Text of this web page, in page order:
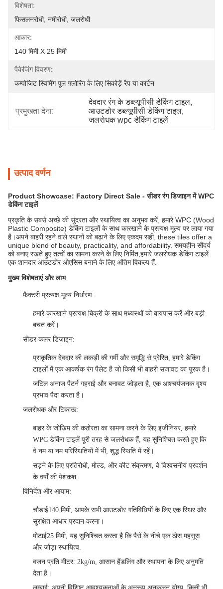
विशेषता:
फिसलनरोधी, नमीरोधी, जलरोधी
आकार:
140 मिमी X 25 मिमी
पैकेजिंग विवरण:
कम्पोजिट स्विमिंग पूल फ़्लोरिंग के लिए सिकोड़ें रैप या कार्टन
प्रमुखता देना:
देवदार रंग के डब्ल्यूपीसी डेकिंग टाइल,
आउटडोर डब्ल्यूपीसी डेकिंग टाइल,
जलरोधक wpc डेकिंग टाइलें
उत्पाद वर्णन
Product Showcase: Factory Direct Sale - सीडर रंग डिजाइन में WPC
डेकिंग टाइलें
प्रकृति के सबसे अच्छे की सुंदरता और स्थायित्व का अनुभव करें, हमारे WPC (Wood
Plastic Composite) डेकिंग टाइलों के साथ कारखाने के प्रत्यक्ष मूल्य पर लाया गया
है।अपने बाहरी रहने वाले स्थानों को बढ़ाने के लिए एकदम सही, these tiles offer a
unique blend of beauty, practicality, and affordability. समयहीन सौंदर्य
को बनाए रखते हुए तत्वों का सामना करने के लिए निर्मित,हमारे जलरोधक डेकिंग टाइलें
एक शानदार आउटडोर ओएसिस बनाने के लिए अंतिम विकल्प हैं.
मुख्य विशेषताएं और लाभ:
फैक्टरी प्रत्यक्ष मूल्य निर्धारण:
हमारे कारखाने प्रत्यक्ष बिक्री के साथ मध्यस्थों को बायपास करें और बड़ी
बचत करें।
सीडर कलर डिज़ाइन:
प्राकृतिक देवदार की लकड़ी की गर्मी और समृद्धि से प्रेरित, हमारे डेकिंग
टाइलों में एक आकर्षक रंग पैलेट है जो किसी भी बाहरी सजावट का पूरक है।
जटिल अनाज पैटर्न गहराई और बनावट जोड़ता है, एक आश्चर्यजनक दृश्य
प्रभाव पैदा करता है।
जलरोधक और टिकाऊ:
बाहर के जोखिम की कठोरता का सामना करने के लिए इंजीनियर, हमारे
WPC डेकिंग टाइलें पूरी तरह से जलरोधक हैं, यह सुनिश्चित करते हुए कि
वे नम या नम परिस्थितियों में भी, शुद्ध स्थिति में रहें।
सड़ने के लिए प्रतिरोधी, मोल्ड, और कीट संक्रमण, वे विश्वसनीय प्रदर्शन
के वर्षों की पेशकश.
विनिर्देश और आयाम:
चौड़ाई140 मिमी, आपके सभी आउटडोर गतिविधियों के लिए एक स्थिर और
सुरक्षित आधार प्रदान करना।
मोटाई25 मिमी, यह सुनिश्चित करता है कि पैरों के नीचे एक ठोस महसूस
और जोड़ा स्थायित्व.
वजन प्रति मीटर: 2kg/m, आसान हैंडलिंग और स्थापना के लिए अनुमति
देता है।